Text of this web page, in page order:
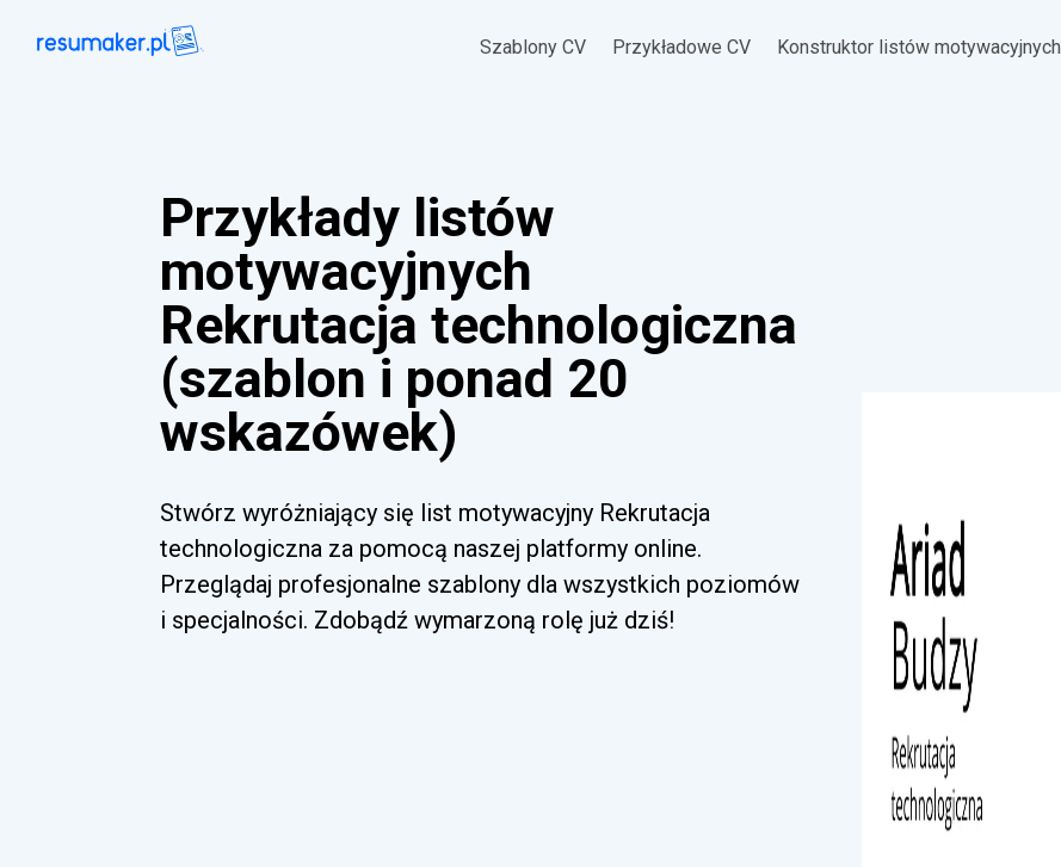
Szablony CV Przykładowe CV Konstruktor listów motywacyjnych
Przykłady listów
motywacyjnych
Rekrutacja technologiczna
(szablon i ponad 20
wskazówek)
Stwórz wyróżniający się list motywacyjny Rekrutacja
technologiczna za pomocą naszej platformy online.
Przeglądaj profesjonalne szablony dla wszystkich poziomów
i specjalności. Zdobądź wymarzoną rolę już dziś!